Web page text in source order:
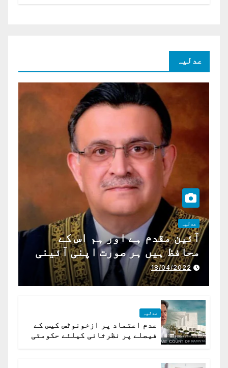
عدلیہ
عدلیہ
آئین مقدم ہے اور ہم اس کے
محافظ ہیں ہر صورت اپنی آئینی
ذمہ داری ادا کرینگے ، چیف
جسٹس پاکستان
18/04/2022
عدلیہ
عدم اعتماد پر ازخونوٹس کیس کے
فیصلے پر نظرثانی کیلئے حکومتی